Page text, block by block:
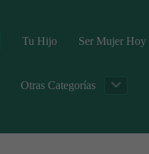
Tu Hijo Ser Mujer Hoy
Otras Categorías